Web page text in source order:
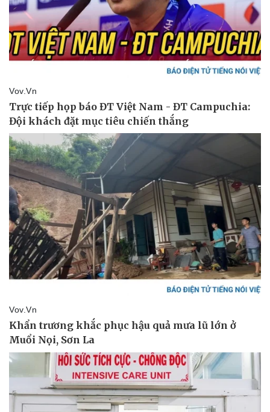
Pháp luật
Vụ án
Tin nóng
Tư vấn luật
Vũ khí
Việt Nam
Phân tích